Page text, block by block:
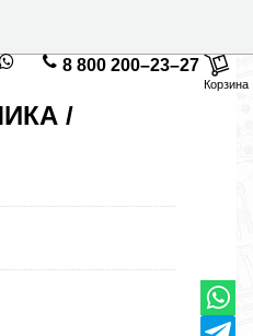
8 800 200–23–27
Корзина
/